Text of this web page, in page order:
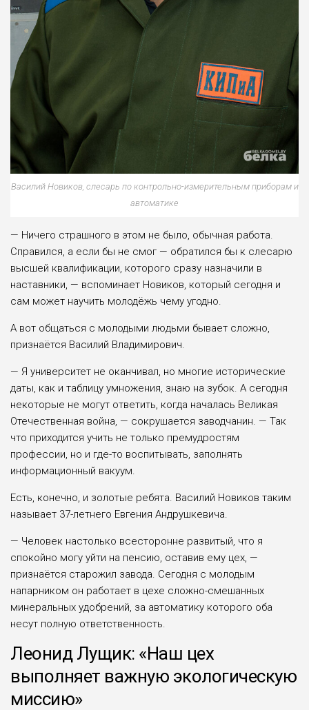
Василий Новиков, слесарь по контрольно-измерительным приборам и
автоматике
— Ничего страшного в этом не было, обычная работа.
Справился, а если бы не смог — обратился бы к слесарю
высшей квалификации, которого сразу назначили в
наставники, — вспоминает Новиков, который сегодня и
сам может научить молодёжь чему угодно.
А вот общаться с молодыми людьми бывает сложно,
признаётся Василий Владимирович.
— Я университет не оканчивал, но многие исторические
даты, как и таблицу умножения, знаю на зубок. А сегодня
некоторые не могут ответить, когда нача­лась Великая
Отечественная война, — сокрушается заводчанин. — Так
что при­ходится учить не только премудростям
профессии, но и где-то воспитывать, заполнять
информационный вакуум.
Есть, конечно, и золотые ребята. Василий Новиков таким
называет 37-лет­него Евгения Андрушкевича.
— Человек настолько всесторонне развитый, что я
спокойно могу уйти на пенсию, оставив ему цех, —
признаётся старожил завода. Сегодня с молодым
напарником он работает в цехе сложно-смешанных
минеральных удобрений, за автоматику которого оба
несут полную ответственность.
Леонид Лущик: «Наш цех
выполняет важную экологическую
миссию»